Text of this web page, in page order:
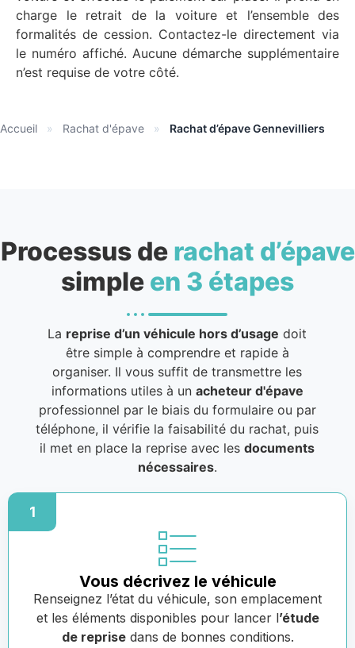
charge le retrait de la voiture et l’ensemble des
formalités de cession. Contactez-le directement via
le numéro affiché. Aucune démarche supplémentaire
n’est requise de votre côté.
Accueil » Rachat d'épave » Rachat d’épave Gennevilliers
Processus de rachat d’épave
simple en 3 étapes
La reprise d’un véhicule hors d’usage doit
être simple à comprendre et rapide à
organiser. Il vous suffit de transmettre les
informations utiles à un acheteur d'épave
professionnel par le biais du formulaire ou par
téléphone, il vérifie la faisabilité du rachat, puis
il met en place la reprise avec lesdocuments
nécessaires.
1
Vous décrivez le véhicule
Renseignez l’état du véhicule, son emplacement
et les éléments disponibles pour lancer l’étude
de reprisedans de bonnes conditions.